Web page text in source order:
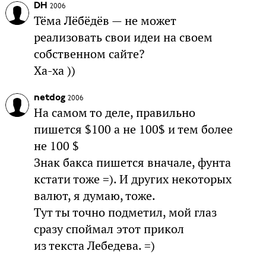
DH 2006
Тёма Лёбёдёв — не может
реализовать свои идеи на своем
собственном сайте?
Ха-ха ))
netdog 2006
На самом то деле, правильно
пишется $100 а не 100$ и тем более
не 100 $
Знак бакса пишется вначале, фунта
кстати тоже =). И других некоторых
валют, я думаю, тоже.
Тут ты точно подметил, мой глаз
сразу споймал этот прикол
из текста Лебедева. =)